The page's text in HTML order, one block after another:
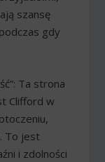
szansę
gdy
Ta strona
Clifford w
To jest
i zdolności